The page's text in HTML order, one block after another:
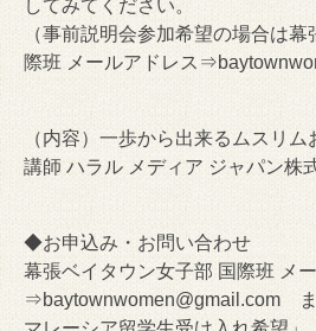
してみてください。
（事前説明会参加希望の場合は
際班 メールアドレス⇒
（内容）一歩から出来るムスリ
講師 ハラル メディア ジャパン株
◆お申込み・お問い合わせ
幕張ベイタウン女子部 国際班 メ
⇒baytownwomen@gmail.com ま